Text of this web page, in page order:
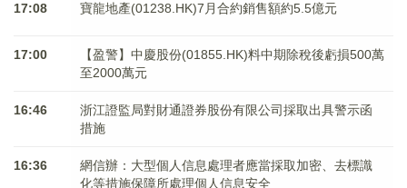
17:08 寶龍地產(01238.HK)7月合約銷售額約5.5億元
17:00
【盈警】中慶股份(01855.HK)料中期除稅後虧損500萬
至2000萬元
16:46
浙江證監局對財通證券股份有限公司採取出具警示函
措施
16:36
網信辦：大型個人信息處理者應當採取加密、去標識
化等措施保障所處理個人信息安全